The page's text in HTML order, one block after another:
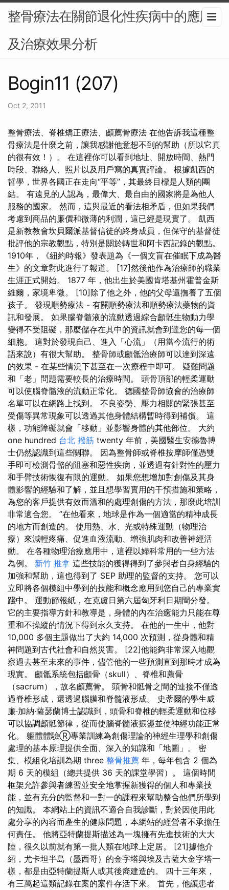
整骨療法在關節退化性疾病中的應用
及治療效果分析
Bogin11 (207)
Oct 2, 2011
整骨療法、脊椎矯正療法、顱薦骨療法 在他告訴我這種整
骨療法是什麼之前，讓我感謝他意想不到的幫助（所以它真
的很有效！）。 在這裡你可以看到地址、開放時間、熱門
時段、聯絡人、照片以及用戶寫的真實評論。 根據凱西的
哲學，世界各國正在走向“平等”，其最終目標是人類的團
結。 有遠見的人認為，最偉大、最自由的國家將是為他人
服務的國家。 然而，這與最近的看法相矛盾，但如果我們
考慮到商品的廉價和微薄的利潤，這已經是現實了。 凱西
是新教教會坎貝爾派基督信徒的終身成員，但保守的基督徒
批評他的宗教觀點，特別是關於轉世和阿卡西記錄的觀點。
1910年，《紐約時報》發表題為《一個文盲在催眠下成為醫
生》的文章對此進行了報道。 [17]然後他作為治療師的職業
生涯正式開始。 1877 年，他出生於美國肯塔基州霍普金斯
維爾，家境卑微。 [10]除了他之外，他的父母還撫養了五個
孩子。 發現順勢療法 - 有關順勢療法和順勢療法藥物的資
訊和發展。 如果腦脊髓液的流動透過綜合顱骶生物動力學
變得不受阻礙，那麼儲存在其中的資訊就會到達您的每一個
細胞。 這對於發現自己、進入「心流」（用當今流行的術
語來說）有很大幫助。 整骨師或顱骶治療師可以達到深遠
的效果 - 在某些情況下甚至在一次療程中即可。 疑難問題
和「老」問題需要較長的治療時間。 頭骨頂部的輕柔運動
可以使腦脊髓液的流動正常化。 德國整骨師協會的治療師
名單可以在網路上找到。 不良姿勢、壓力相關的緊張甚至
受傷等異常現象可以透過其他身體結構暫時得到補償。 這
樣，功能障礙就會「移動」並影響身體的其他部位。 大約
one hundred 台北 撥筋 twenty 年前，美國醫生安德魯博
士仍然認識到這些關聯。 因為整骨師或脊椎按摩師僅憑雙
手即可檢測骨骼的阻塞和惡性疾病，並透過有針對性的壓力
和手臂技術恢復有限的運動。 如果您想增加對創傷及其身
體影響的經驗和了解，並且想學習實用的干預措施和策略，
為您的客戶提供有效而溫和的處理創傷的方法，那麼此培訓
非常適合您。 ”在他看來，地球是作為一個適當的精神成長
的地方而創造的。 使用熱、水、光或特殊運動（物理治
療）來減輕疼痛、促進血液流動、增強肌肉和改善神經活
動。 在各種物理治療應用中，這裡以婦科常用的一些方法
為例。 新竹 推拿 這些技能的獲得得到了參與者自身經驗的
加強和幫助，這也得到了 SEP 助理的監督的支持。 您可以
立即將各個模組中學到的技能和概念應用到您自己的專業實
踐中。 運動節報紙，在克盧日第六屆匈牙利日期間分發。
它的主要指導方針和教導是，身體的內在治癒能力只能在尊
重和不操縱的情況下得到永久支持。 在他的一生中，他對
10,000 多個主題做出了大約 14,000 次預測，從身體和精
神問題到古代社會和自然災害。 [22]他能夠非常深入地觀
察過去甚至未來的事件，儘管他的一些預測直到那時才成為
現實。 顱骶系統包括顱骨（skull）、脊椎和薦骨
（sacrum），故名顱薦骨。 頭骨和骶骨之間的連接不僅透
過脊椎形成，還透過腦膜和脊髓液形成。 史蒂爾的學生威
廉·加納·薩瑟蘭博士認識到，頭骨和脊椎的輕柔運動和位移
可以協調顱骶節律，從而使腦脊髓液振盪並使神經功能正常
化。 軀體體驗Ⓡ專業訓練為創傷理論的神經生理學和創傷
處理的基本原理提供全面、深入的知識和「地圖」。 密
集、模組化培訓為期 three 整骨推薦 年，每年包含 2 個為
期 6 天的模組（總共提供 36 天的課堂學習）。 這個時間
框架允許參與者練習並安全地掌握新獲得的個人和專業技
能，並有充分的監督和一對一的課程來幫助整合他們所學到
的知識。 本網站上的資訊不適合自我診斷，對於因使用此
處分享的內容而產生的健康問題，本網站的經營者不承擔任
何責任。 他將亞特蘭提斯描述為一塊擁有先進技術的大大
陸，很久以前就有第一批人類在地球上定居。 [21]據他介
紹，尤卡坦半島（墨西哥）的金字塔與埃及吉薩大金字塔一
樣，都是由亞特蘭提斯人或其後裔建造的。 四十三年來，
有三萬起這類記錄在案的案件存活下來。 首先，他讓患者